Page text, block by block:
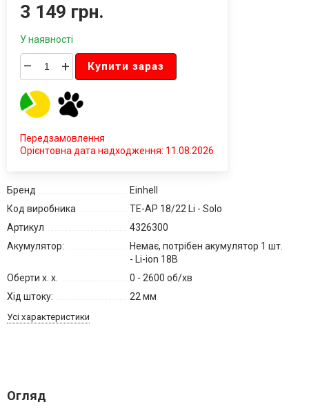
3 149 грн.
У наявності
– + Купити зараз
Передзамовлення
Орієнтовна дата надходження: 11.08.2026
Бренд
Einhell
Код виробника
TE-AP 18/22 Li - Solo
Артикул
4326300
Акумулятор:
Немає, потрібен акумулятор 1 шт.
- Li-ion 18В
Оберти х. х.
0 - 2600 об/хв
Хід штоку:
22 мм
Усі характеристики
Огляд